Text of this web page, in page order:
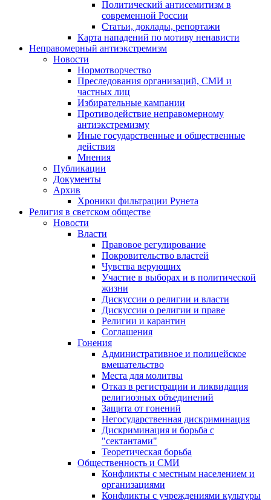
Политический антисемитизм в
современной России
Статьи, доклады, репортажи
Карта нападений по мотиву ненависти
Неправомерный антиэкстремизм
Новости
Нормотворчество
Преследования организаций, СМИ и
частных лиц
Избирательные кампании
Противодействие неправомерному
антиэкстремизму
Иные государственные и общественные
действия
Мнения
Публикации
Документы
Архив
Хроники фильтрации Рунета
Религия в светском обществе
Новости
Власти
Правовое регулирование
Покровительство властей
Чувства верующих
Участие в выборах и в политической
жизни
Дискуссии о религии и власти
Дискуссии о религии и праве
Религии и карантин
Соглашения
Гонения
Административное и полицейское
вмешательство
Места для молитвы
Отказ в регистрации и ликвидация
религиозных объединений
Защита от гонений
Негосударственная дискриминация
Дискриминация и борьба с
"сектантами"
Теоретическая борьба
Общественность и СМИ
Конфликты с местным населением и
организациями
Конфликты с учреждениями культуры